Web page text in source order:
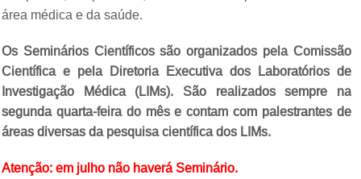
área médica e da saúde.
Os Seminários Científicos são organizados pela Comissão
Científica e pela Diretoria Executiva dos Laboratórios de
Investigação Médica (LIMs). São realizados sempre na
segunda quarta-feira do mês e contam com palestrantes de
áreas diversas da pesquisa científica dos LIMs.
Atenção: em julho não haverá Seminário.